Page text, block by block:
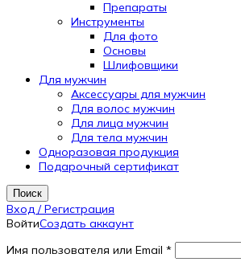
Препараты
Инструменты
Для фото
Основы
Шлифовщики
Для мужчин
Аксессуары для мужчин
Для волос мужчин
Для лица мужчин
Для тела мужчин
Одноразовая продукция
Подарочный сертификат
Поиск
Вход / Регистрация
ВойтиСоздать аккаунт
Имя пользователя или Email *